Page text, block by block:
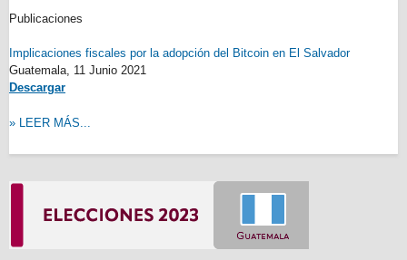
Publicaciones
Implicaciones fiscales por la adopción del Bitcoin en El Salvador
Guatemala, 11 Junio 2021
Descargar
» LEER MÁS...